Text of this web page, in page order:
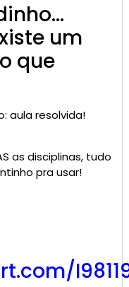
um
que
aula resolvida!
as disciplinas, tudo
pra usar!
.com/